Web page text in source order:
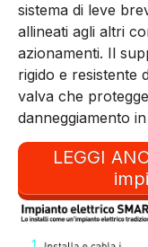
sistema di leve
allineati agli altri
azionamenti. Il
rigido e resistente
valva che
danneggiamento
LEGGI